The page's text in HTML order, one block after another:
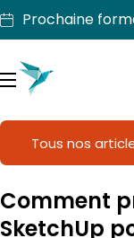
Aller
au
contenu
Prochaine
MenuJe suis
Nos produits
Tous nos
Comment
SketchUp